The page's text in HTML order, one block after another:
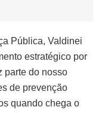
Pública, Valdinei
estratégico por
parte do nosso
de prevenção
quando chega o